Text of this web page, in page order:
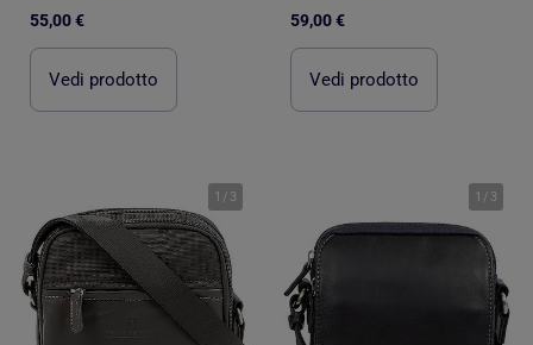
55,00 €
Vedi prodotto
59,00 €
Vedi prodotto
1 / 3 1 / 3